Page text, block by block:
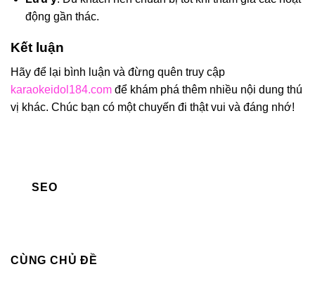
động gần thác.
Kết luận
Hãy để lại bình luận và đừng quên truy cập
karaokeidol184.com để khám phá thêm nhiều nội dung thú
vị khác. Chúc bạn có một chuyến đi thật vui và đáng nhớ!
SEO
CÙNG CHỦ ĐỀ